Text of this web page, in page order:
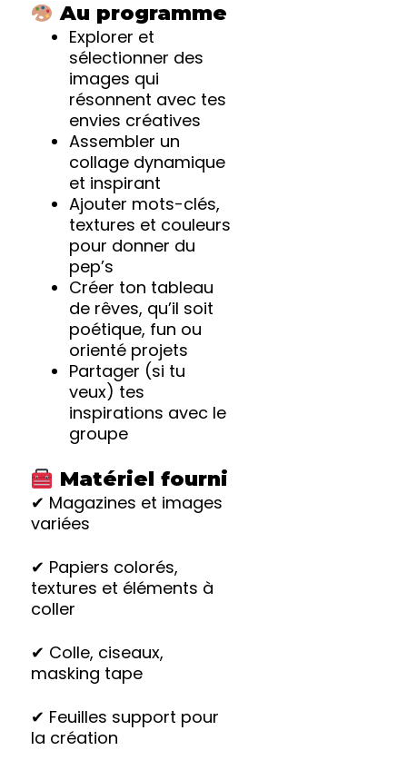
Au programme
Explorer et
sélectionner des
images qui
résonnent avec tes
envies créatives
Assembler un
collage dynamique
et inspirant
Ajouter mots-clés,
textures et couleurs
pour donner du
pep’s
Créer ton tableau
de rêves, qu’il soit
poétique, fun ou
orienté projets
Partager (si tu
veux) tes
inspirations avec le
groupe
Matériel fourni
✔ Magazines et images
variées
✔ Papiers colorés,
textures et éléments à
coller
✔ Colle, ciseaux,
masking tape
✔ Feuilles support pour
la création